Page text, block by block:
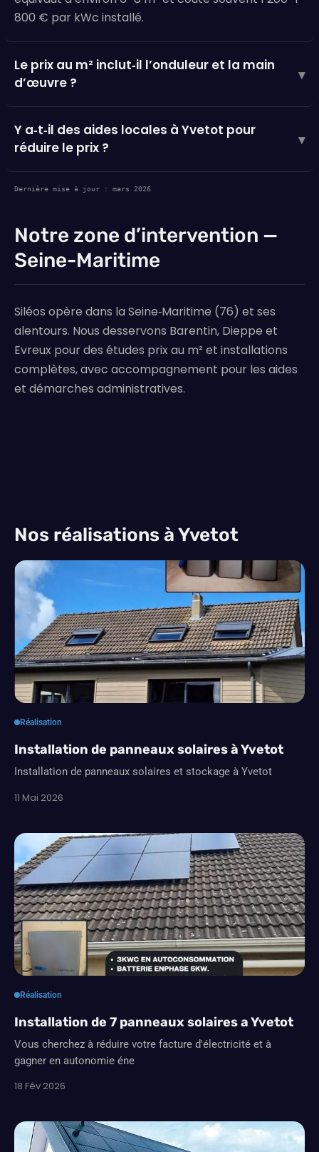
800 € par kWc installé.
Le prix au m² inclut‑il l’onduleur et la main
d’œuvre ?
▾
Y a‑t‑il des aides locales à Yvetot pour
réduire le prix ?
▾
Dernière mise à jour : mars 2026
Notre zone d’intervention —
Seine-Maritime
Siléos opère dans la Seine‑Maritime (76) et ses
alentours. Nous desservons Barentin, Dieppe et
Evreux pour des études prix au m² et installations
complètes, avec accompagnement pour les aides
et démarches administratives.
Nos réalisations à Yvetot
Réalisation
Installation de panneaux solaires à Yvetot
Installation de panneaux solaires et stockage à Yvetot
11 Mai 2026
Réalisation
Installation de 7 panneaux solaires a Yvetot
Vous cherchez à réduire votre facture d'électricité et à
gagner en autonomie éne
18 Fév 2026